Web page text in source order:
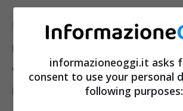
Diventa così più costoso
pubblico tramite i Titoli di Stato.
continuano a calare e
pagati agli investitori pubblici e
informazioneoggi.it asks
consent to use your personal
following purposes: